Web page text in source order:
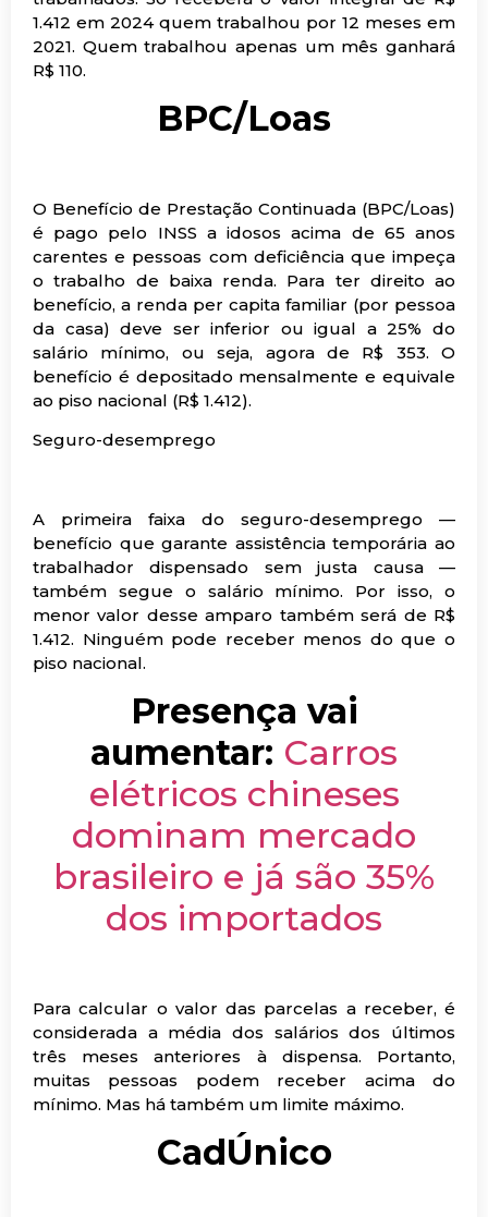
1.412 em 2024 quem trabalhou por 12 meses em
2021. Quem trabalhou apenas um mês ganhará
R$ 110.
BPC/Loas
O Benefício de Prestação Continuada (BPC/Loas)
é pago pelo INSS a idosos acima de 65 anos
carentes e pessoas com deficiência que impeça
o trabalho de baixa renda. Para ter direito ao
benefício, a renda per capita familiar (por pessoa
da casa) deve ser inferior ou igual a 25% do
salário mínimo, ou seja, agora de R$ 353. O
benefício é depositado mensalmente e equivale
ao piso nacional (R$ 1.412).
Seguro-desemprego
A primeira faixa do seguro-desemprego —
benefício que garante assistência temporária ao
trabalhador dispensado sem justa causa —
também segue o salário mínimo. Por isso, o
menor valor desse amparo também será de R$
1.412. Ninguém pode receber menos do que o
piso nacional.
Presença vai
aumentar: Carros
elétricos chineses
dominam mercado
brasileiro e já são 35%
dos importados
Para calcular o valor das parcelas a receber, é
considerada a média dos salários dos últimos
três meses anteriores à dispensa. Portanto,
muitas pessoas podem receber acima do
mínimo. Mas há também um limite máximo.
CadÚnico